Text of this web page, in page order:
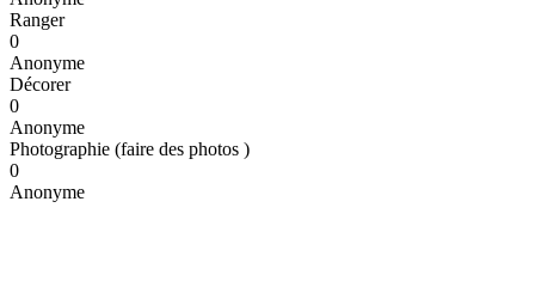
Ranger
0
Anonyme
Décorer
0
Anonyme
Photographie (faire des photos )
0
Anonyme